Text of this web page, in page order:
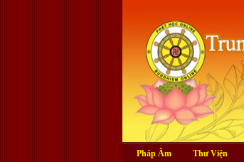
Pháp Âm Thư Viện